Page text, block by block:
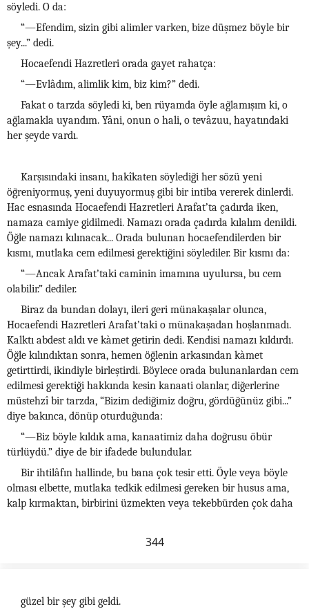
söyledi. O da:
“—Efendim, sizin gibi alimler varken, bize düşmez böyle bir
şey...” dedi.
Hocaefendi Hazretleri orada gayet rahatça:
“—Evlâdım, alimlik kim, biz kim?” dedi.
Fakat o tarzda söyledi ki, ben rüyamda öyle ağlamışım ki, o
ağlamakla uyandım. Yâni, onun o hali, o tevâzuu, hayatındaki
her şeyde vardı.
Karşısındaki insanı, hakîkaten söylediği her sözü yeni
öğreniyormuş, yeni duyuyormuş gibi bir intiba vererek dinlerdi.
Hac esnasında Hocaefendi Hazretleri Arafat’ta çadırda iken,
namaza camiye gidilmedi. Namazı orada çadırda kılalım denildi.
Öğle namazı kılınacak... Orada bulunan hocaefendilerden bir
kısmı, mutlaka cem edilmesi gerektiğini söylediler. Bir kısmı da:
“—Ancak Arafat’taki caminin imamına uyulursa, bu cem
olabilir.” dediler.
Biraz da bundan dolayı, ileri geri münakaşalar olunca,
Hocaefendi Hazretleri Arafat’taki o münakaşadan hoşlanmadı.
Kalktı abdest aldı ve kàmet getirin dedi. Kendisi namazı kıldırdı.
Öğle kılındıktan sonra, hemen öğlenin arkasından kàmet
getirttirdi, ikindiyle birleştirdi. Böylece orada bulunanlardan cem
edilmesi gerektiği hakkında kesin kanaati olanlar, diğerlerine
müstehzî bir tarzda, “Bizim dediğimiz doğru, gördüğünüz gibi...”
diye bakınca, dönüp oturduğunda:
“—Biz böyle kıldık ama, kanaatimiz daha doğrusu öbür
türlüydü.” diye de bir ifadede bulundular.
Bir ihtilâfın hallinde, bu bana çok tesir etti. Öyle veya böyle
olması elbette, mutlaka tedkik edilmesi gereken bir husus ama,
kalp kırmaktan, birbirini üzmekten veya tekebbürden çok daha
344
güzel bir şey gibi geldi.